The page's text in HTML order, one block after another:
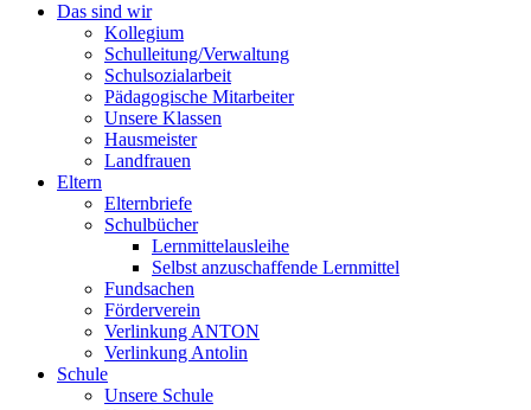
Das sind wir
Kollegium
Schulleitung/Verwaltung
Schulsozialarbeit
Pädagogische Mitarbeiter
Unsere Klassen
Hausmeister
Landfrauen
Eltern
Elternbriefe
Schulbücher
Lernmittelausleihe
Selbst anzuschaffende Lernmittel
Fundsachen
Förderverein
Verlinkung ANTON
Verlinkung Antolin
Schule
Unsere Schule